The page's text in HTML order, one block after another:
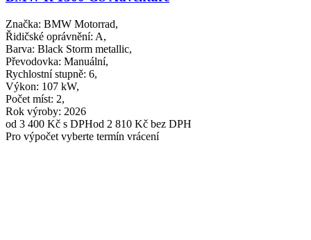
Značka: BMW Motorrad,
Řidičské oprávnění: A,
Barva: Black Storm metallic,
Převodovka: Manuální,
Rychlostní stupně: 6,
Výkon: 107 kW,
Počet míst: 2,
Rok výroby: 2026
od 3 400 Kč s DPHod 2 810 Kč bez DPH
Pro výpočet vyberte termín vrácení